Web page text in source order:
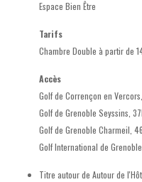
Espace Bien Être
Tarifs
Chambre Double à partir de
Accès
Golf de Corrençon en
Golf de Grenoble Seyssins,
Golf de Grenoble Charmeil,
Golf International de
Titre autour de Autour de